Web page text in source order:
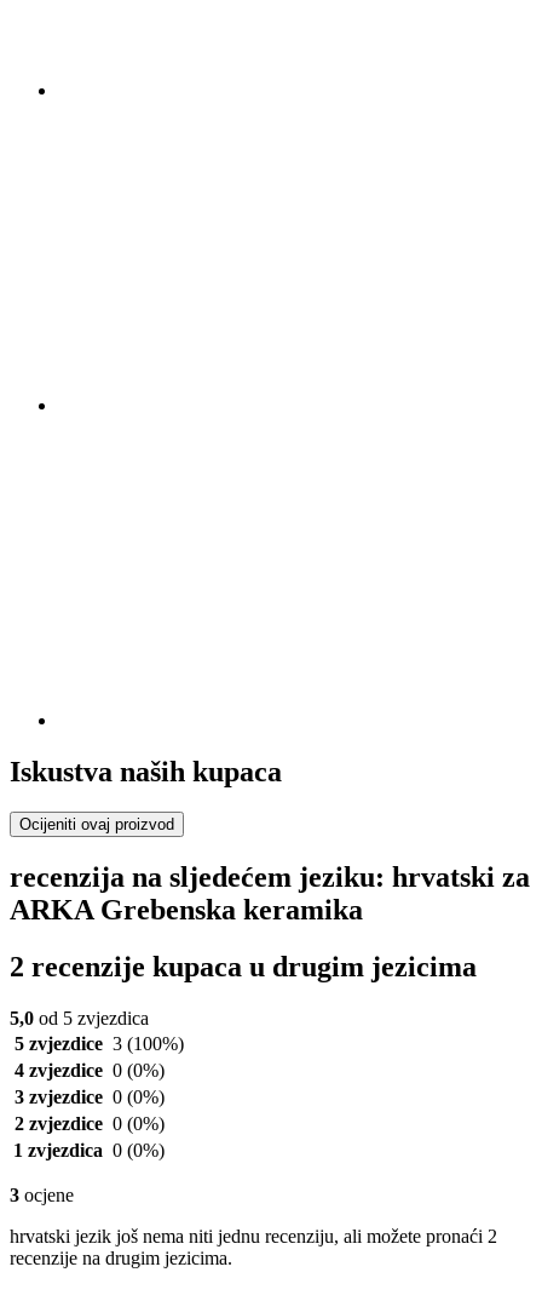
Iskustva naših kupaca
Ocijeniti ovaj proizvod
recenzija na sljedećem jeziku: hrvatski za
ARKA Grebenska keramika
2 recenzije kupaca u drugim jezicima
5,0 od 5 zvjezdica
5 zvjezdice 3 (100%)
4 zvjezdice 0 (0%)
3 zvjezdice 0 (0%)
2 zvjezdice 0 (0%)
1 zvjezdica 0 (0%)
3 ocjene
hrvatski jezik još nema niti jednu recenziju, ali možete pronaći 2
recenzije na drugim jezicima.